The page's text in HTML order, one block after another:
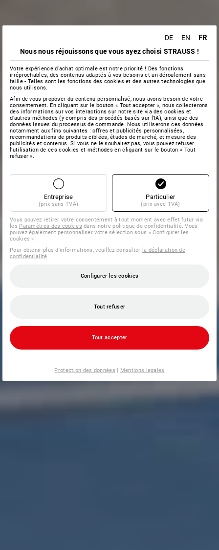
DE EN FR
Nous nous réjouissons que vous ayez choisi STRAUSS !
Votre expérience d'achat optimale est notre priorité ! Des fonctions
irréprochables, des contenus adaptés à vos besoins et un déroulement sans
faille - Telles sont les fonctions des cookies et des autres technologies que
nous utilisons.
Afin de vous proposer du contenu personnalisé, nous avons besoin de votre
consentement. En cliquant sur le bouton « Tout accepter », nous collecterons
des informations sur vos interactions sur notre site via des cookies et
d'autres méthodes (y compris des procédés basés sur l'IA), ainsi que des
données issues du processus de commande. Nous utiliserons ces données
notamment aux fins suivantes : offres et publicités personnalisées,
recommandations de produits ciblées, études de marché, et mesure des
publicités et contenus. Si vous ne le souhaitez pas, vous pouvez refuser
l'utilisation de ces cookies et méthodes en cliquant sur le bouton « Tout
refuser ».
Entreprise
(prix sans TVA)
Particulier
(prix avec TVA)
Vous pouvez retirer votre consentement à tout moment avec effet futur via
les Paramètres des cookies dans notre politique de confidentialité. Vous
pouvez également personnaliser votre sélection sous « Configurer les
cookies ».
Pour obtenir plus d'informations, veuillez consulter la déclaration de
confidentialité
Configurer les cookies
Tout refuser
Tout accepter
Protection des données | Mentions legales